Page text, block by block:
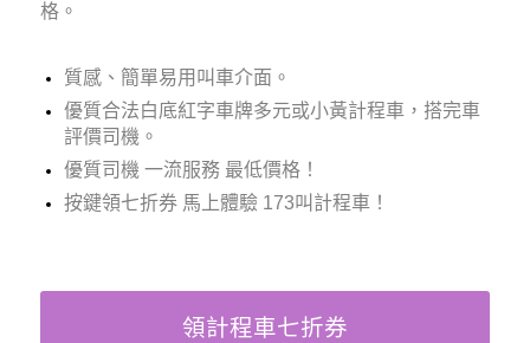
格。
質感、簡單易用叫車介面。
優質合法白底紅字車牌多元或小黃計程車，搭完車
評價司機。
優質司機 一流服務 最低價格！
按鍵領七折券 馬上體驗 173叫計程車！
領計程車七折券